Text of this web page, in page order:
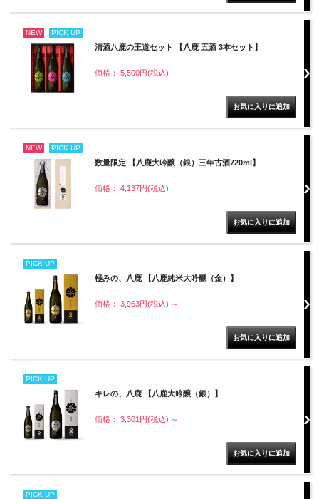
NEW PICK UP
清酒八鹿の王道セット 【八鹿 五酒 3本セット】
価格： 5,500円(税込)
NEW PICK UP
数量限定 【八鹿大吟醸（銀）三年古酒720ml】
価格： 4,137円(税込)
PICK UP
極みの、八鹿 【八鹿純米大吟醸（金）】
価格： 3,963円(税込) ～
PICK UP
キレの、八鹿 【八鹿大吟醸（銀）】
価格： 3,301円(税込) ～
PICK UP